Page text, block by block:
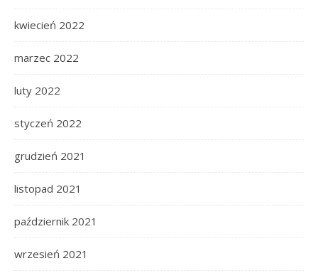
kwiecień 2022
marzec 2022
luty 2022
styczeń 2022
grudzień 2021
listopad 2021
październik 2021
wrzesień 2021